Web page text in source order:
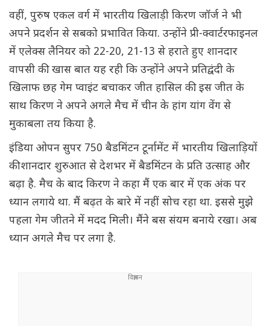
वहीं, पुरुष एकल वर्ग में भारतीय खिलाड़ी किरण जॉर्ज ने भी
अपने प्रदर्शन से सबको प्रभावित किया. उन्होंने प्री-क्वार्टरफाइनल
में एलेक्स लैनियर को 22-20, 21-13 से हराते हुए शानदार
वापसी की. खास बात यह रही कि उन्होंने अपने प्रतिद्वंदी के
खिलाफ छह गेम प्वाइंट बचाकर जीत हासिल की. इस जीत के
साथ किरण ने अपने अगले मैच में चीन के हांग यांग वेंग से
मुकाबला तय किया है.
इंडिया ओपन सुपर 750 बैडमिंटन टूर्नामेंट में भारतीय खिलाड़ियों
की शानदार शुरुआत से देशभर में बैडमिंटन के प्रति उत्साह और
बढ़ा है. मैच के बाद किरण ने कहा मैं एक बार में एक अंक पर
ध्यान लगाये था. मैं बढ़त के बारे में नहीं सोच रहा था. इससे मुझे
पहला गेम जीतने में मदद मिली। मैंने बस संयम बनाये रखा। अब
ध्यान अगले मैच पर लगा है.